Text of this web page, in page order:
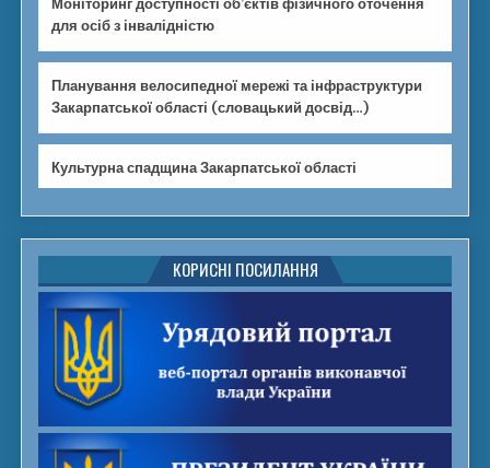
Моніторинг доступності об’єктів фізичного оточення
для осіб з інвалідністю
Планування велосипедної мережі та інфраструктури
Закарпатської області (словацький досвід…)
Культурна спадщина Закарпатської області
КОРИСНІ ПОСИЛАННЯ